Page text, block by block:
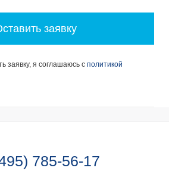
заявку
заявку, я соглашаюсь с политикой
785-56-17